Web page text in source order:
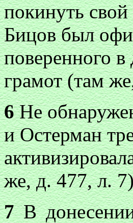
покинуть
Бицов был
поверенного
грамот (там
6Не
и Остерман
же, д. 477, л.
7В